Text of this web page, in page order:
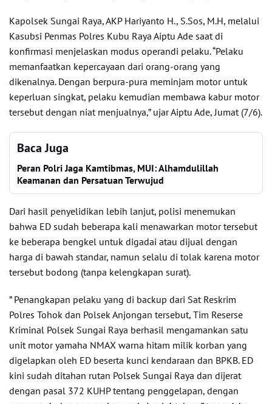
Kapolsek Sungai Raya, AKP Hariyanto H., S.Sos, M.H, melalui
Kasubsi Penmas Polres Kubu Raya Aiptu Ade saat di
konfirmasi menjelaskan modus operandi pelaku. “Pelaku
memanfaatkan kepercayaan dari orang-orang yang
dikenalnya. Dengan berpura-pura meminjam motor untuk
keperluan singkat, pelaku kemudian membawa kabur motor
tersebut dengan niat menjualnya,” ujar Aiptu Ade, Jumat (7/6).
Baca Juga
Peran Polri Jaga Kamtibmas, MUI: Alhamdulillah
Keamanan dan Persatuan Terwujud
Dari hasil penyelidikan lebih lanjut, polisi menemukan
bahwa ED sudah beberapa kali menawarkan motor tersebut
ke beberapa bengkel untuk digadai atau dijual dengan
harga di bawah standar, namun selalu di tolak karena motor
tersebut bodong (tanpa kelengkapan surat).
” Penangkapan pelaku yang di backup dari Sat Reskrim
Polres Tohok dan Polsek Anjongan tersebut, Tim Reserse
Kriminal Polsek Sungai Raya berhasil mengamankan satu
unit motor yamaha NMAX warna hitam milik korban yang
digelapkan oleh ED beserta kunci kendaraan dan BPKB. ED
kini sudah ditahan rutan Polsek Sungai Raya dan dijerat
dengan pasal 372 KUHP tentang penggelapan, dengan